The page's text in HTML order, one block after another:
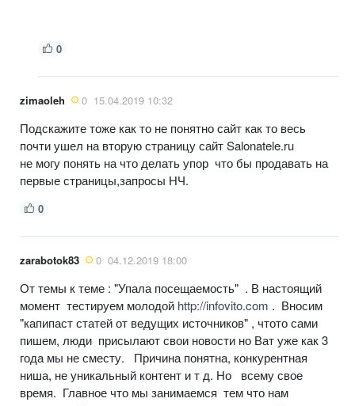
0
zimaoleh 0 15.04.2019 10:32
Подскажите тоже как то не понятно сайт как то весь
почти ушел на вторую страницу сайт Salonatele.ru
не могу понять на что делать упор что бы продавать на
первые страницы,запросы НЧ.
0
zarabotok83 0 04.12.2019 18:00
От темы к теме : "Упала посещаемость" . В настоящий
момент тестируем молодой http://infovito.com . Вносим
"капипаст статей от ведущих источников" , чтото сами
пишем, люди присылают свои новости но Ват уже как 3
года мы не сместу. Причина понятна, конкурентная
ниша, не уникальный контент и т д. Но всему свое
время. Главное что мы занимаемся тем что нам